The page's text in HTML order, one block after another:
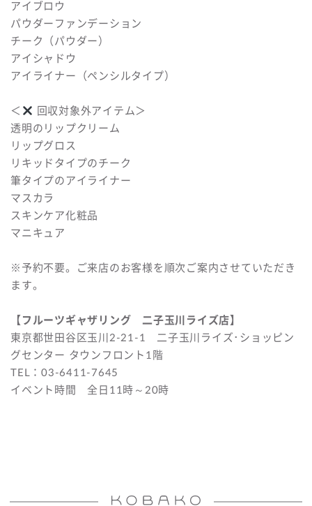
アイブロウ
パウダーファンデーション
チーク（パウダー）
アイシャドウ
アイライナー（ペンシルタイプ）
＜
回収対象外アイテム＞
透明のリップクリーム
リップグロス
リキッドタイプのチーク
筆タイプのアイライナー
マスカラ
スキンケア化粧品
マニキュア
※予約不要。ご来店のお客様を順次ご案内させていただき
ます。
【フルーツギャザリング 二子玉川ライズ店】
東京都世田谷区玉川2-21-1 二子玉川ライズ･ショッピン
グセンター タウンフロント1階
TEL：03-6411-7645
イベント時間 全日11時～20時